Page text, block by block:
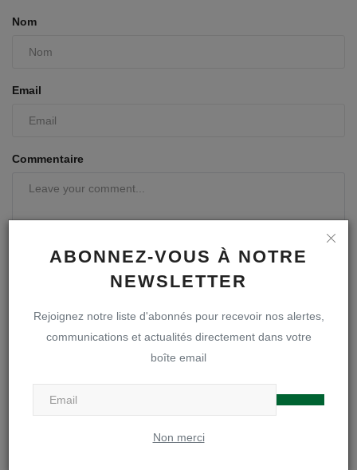
ABONNEZ-VOUS À NOTRE
NEWSLETTER
Rejoignez notre liste d'abonnés pour recevoir nos alertes,
communications et actualités directement dans votre
boîte email
Non merci
Nom
Email
Commentaire
Poster le commentaire